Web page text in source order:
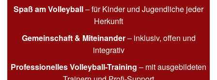
Spaß am Volleyball– für Kinder und Jugendliche jeder
Herkunft
Gemeinschaft & Miteinander– inklusiv, offen und
integrativ
Professionelles Volleyball-Training – mit ausgebildeten